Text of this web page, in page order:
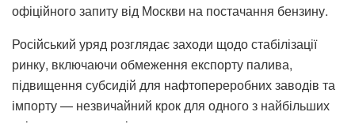
офіційного запиту від Москви на постачання бензину.
Російський уряд розглядає заходи щодо стабілізації
ринку, включаючи обмеження експорту палива,
підвищення субсидій для нафтопереробних заводів та
імпорту — незвичайний крок для одного з найбільших